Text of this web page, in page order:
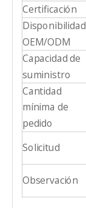
Certificación
Disponibilidad
OEM/ODM
Capacidad de
suministro
Cantidad
mínima de
pedido
Solicitud
Observación